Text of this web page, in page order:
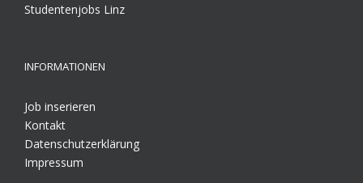
Studentenjobs Linz
INFORMATIONEN
Job inserieren
Kontakt
Datenschutzerklärung
Impressum